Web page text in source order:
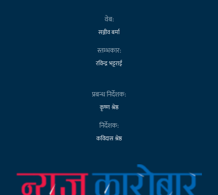
वेब:
सञ्जीव बर्मा
स्तम्भकार:
रविन्द्र भट्टराई
प्रबन्ध निर्देशक:
कृष्ण श्रेष्ठ
निर्देशक:
कविदास श्रेष्ठ